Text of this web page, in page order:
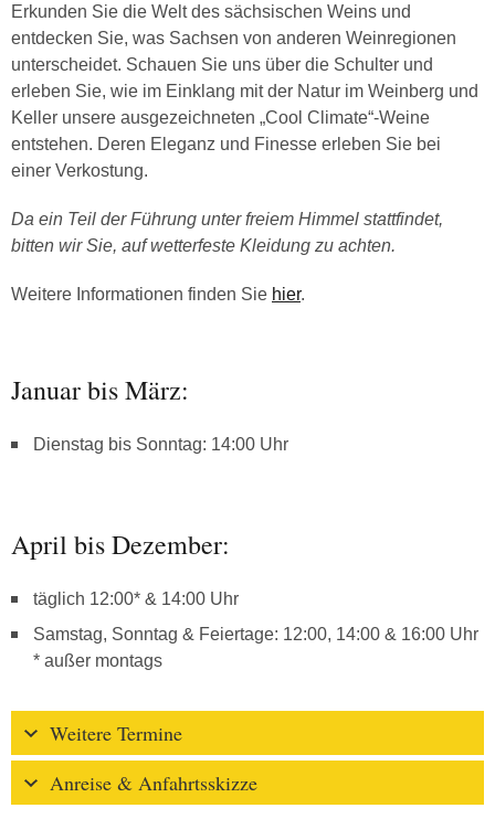
Erkunden Sie die Welt des sächsischen Weins und
entdecken Sie, was Sachsen von anderen Weinregionen
unterscheidet. Schauen Sie uns über die Schulter und
erleben Sie, wie im Einklang mit der Natur im Weinberg und
Keller unsere ausgezeichneten „Cool Climate“-Weine
entstehen. Deren Eleganz und Finesse erleben Sie bei
einer Verkostung.
Da ein Teil der Führung unter freiem Himmel stattfindet,
bitten wir Sie, auf wetterfeste Kleidung zu achten.
Weitere Informationen finden Sie hier.
Januar bis März:
Dienstag bis Sonntag: 14:00 Uhr
April bis Dezember:
täglich 12:00* & 14:00 Uhr
Samstag, Sonntag & Feiertage: 12:00, 14:00 & 16:00 Uhr
* außer montags
Weitere Termine
Anreise & Anfahrtsskizze